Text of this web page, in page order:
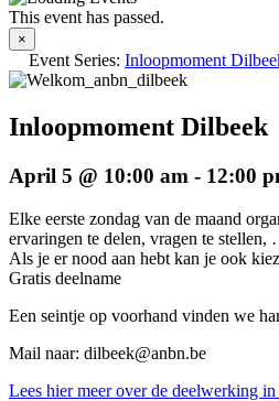
This event has passed.
×
Event Series: Inloopmoment
Inloopmoment Dilbeek
April 5 @ 10:00 am - 12:00
Elke eerste zondag van de maand
ervaringen te delen, vragen te
Als je er nood aan hebt kan je ook
Gratis deelname
Een seintje op voorhand vinden we
Mail naar: dilbeek@anbn.be
Lees hier meer over de deelwerking